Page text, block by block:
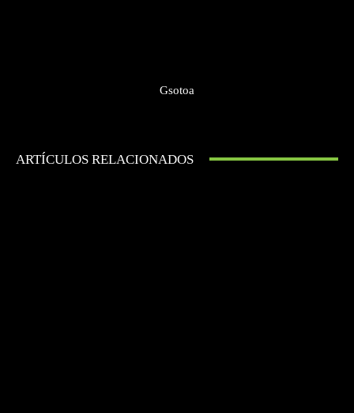
Gsotoa
ARTÍCULOS RELACIONADOS